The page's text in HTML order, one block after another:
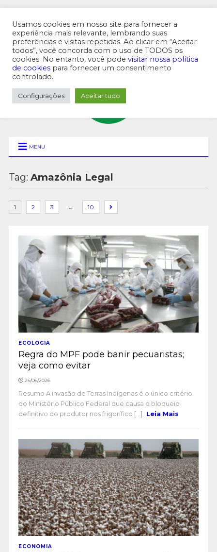
MENU SUPERIOR
MENU
Tag: Amazônia Legal
1 2 3 … 10
ECOLOGIA
Regra do MPF pode banir pecuaristas;
veja como evitar
25/06/2026
Resumo A invasão de Terras Indígenas é o único critério
do Ministério Público Federal que causa o bloqueio
definitivo do produtor nos frigorífico [...]
Leia Mais
ECONOMIA
Usamos cookies em nosso site para fornecer a
experiência mais relevante, lembrando suas
preferências e visitas repetidas. Ao clicar em “Aceitar
todos”, você concorda com o uso de TODOS os
cookies. No entanto, você pode visitar nossa política
de cookies para fornecer um consentimento
controlado.
Configurações Aceitar tudo